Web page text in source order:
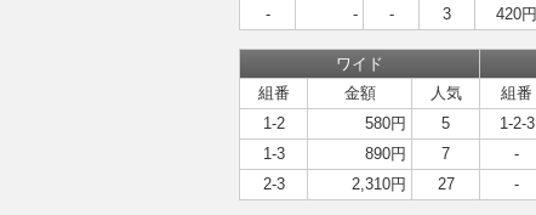
-
- - 3 420円
ワイド
組番
金額 人気 組番
1-2
580円 5 1-2-3
1-3
890円 7 -
2-3
2,310円 27 -